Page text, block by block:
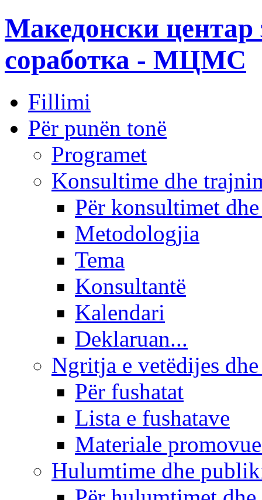
Македонски центар
соработка - МЦМС
Fillimi
Për punën tonë
Programet
Konsultime dhe
Për konsultimet
Metodologjia
Tema
Konsultantë
Kalendari
Deklaruan...
Ngritja e vetëdijes
Për fushatat
Lista e fushatave
Materiale
Hulumtime dhe